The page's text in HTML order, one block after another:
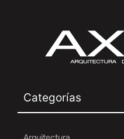
Categorías